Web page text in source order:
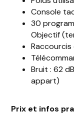
Console
30
Objectif
Bruit : 62
appart)
Prix et infos